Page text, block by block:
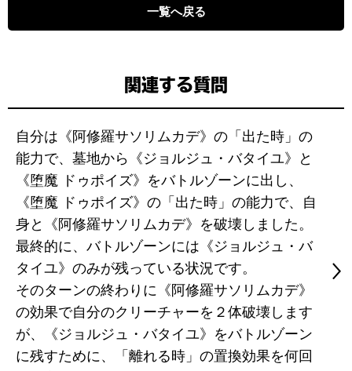
一覧へ戻る
関連する質問
自分は《阿修羅サソリムカデ》の「出た時」の
能力で、墓地から《ジョルジュ・バタイユ》と
《堕魔 ドゥポイズ》をバトルゾーンに出し、
《堕魔 ドゥポイズ》の「出た時」の能力で、自
身と《阿修羅サソリムカデ》を破壊しました。
最終的に、バトルゾーンには《ジョルジュ・バ
タイユ》のみが残っている状況です。
そのターンの終わりに《阿修羅サソリムカデ》
の効果で自分のクリーチャーを２体破壊します
が、《ジョルジュ・バタイユ》をバトルゾーン
に残すために、「離れる時」の置換効果を何回